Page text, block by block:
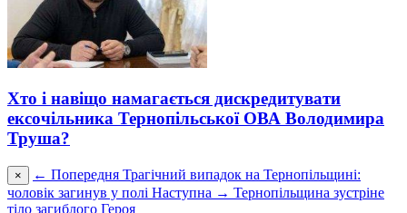
Хто і навіщо намагається дискредитувати
ексочільника Тернопільської ОВА Володимира
Труша?
× ← Попередня Трагічний випадок на Тернопільщині:
чоловік загинув у полі Наступна → Тернопільщина зустріне
тіло загиблого Героя